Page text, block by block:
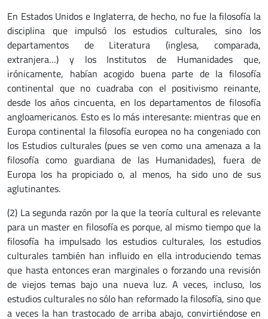
En Estados Unidos e Inglaterra, de hecho, no fue la filosofía la
disciplina que impulsó los estudios culturales, sino los
departamentos de Literatura (inglesa, comparada,
extranjera…) y los Institutos de Humanidades que,
irónicamente, habían acogido buena parte de la filosofía
continental que no cuadraba con el positivismo reinante,
desde los años cincuenta, en los departamentos de filosofía
angloamericanos. Esto es lo más interesante: mientras que en
Europa continental la filosofía europea no ha congeniado con
los Estudios culturales (pues se ven como una amenaza a la
filosofía como guardiana de las Humanidades), fuera de
Europa los ha propiciado o, al menos, ha sido uno de sus
aglutinantes.
(2) La segunda razón por la que la teoría cultural es relevante
para un master en filosofía es porque, al mismo tiempo que la
filosofía ha impulsado los estudios culturales, los estudios
culturales también han influido en ella introduciendo temas
que hasta entonces eran marginales o forzando una revisión
de viejos temas bajo una nueva luz. A veces, incluso, los
estudios culturales no sólo han reformado la filosofía, sino que
a veces la han trastocado de arriba abajo, convirtiéndose en